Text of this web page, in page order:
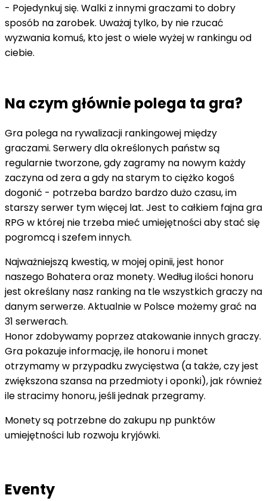
- Pojedynkuj się. Walki z innymi graczami to dobry
sposób na zarobek. Uważaj tylko, by nie rzucać
wyzwania komuś, kto jest o wiele wyżej w rankingu od
ciebie.
Na czym głównie polega ta gra?
Gra polega na rywalizacji rankingowej między
graczami. Serwery dla określonych państw są
regularnie tworzone, gdy zagramy na nowym każdy
zaczyna od zera a gdy na starym to ciężko kogoś
dogonić - potrzeba bardzo bardzo dużo czasu, im
starszy serwer tym więcej lat. Jest to całkiem fajna gra
RPG w której nie trzeba mieć umiejętności aby stać się
pogromcą i szefem innych.
Najważniejszą kwestią, w mojej opinii, jest honor
naszego Bohatera oraz monety. Według ilości honoru
jest określany nasz ranking na tle wszystkich graczy na
danym serwerze. Aktualnie w Polsce możemy grać na
31 serwerach.
Honor zdobywamy poprzez atakowanie innych graczy.
Gra pokazuje informację, ile honoru i monet
otrzymamy w przypadku zwycięstwa (a także, czy jest
zwiększona szansa na przedmioty i oponki), jak również
ile stracimy honoru, jeśli jednak przegramy.
Monety są potrzebne do zakupu np punktów
umiejętności lub rozwoju kryjówki.
Eventy